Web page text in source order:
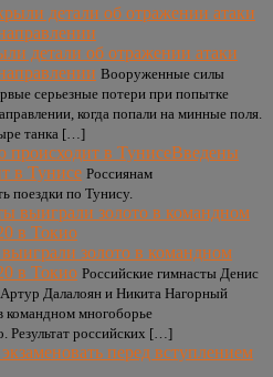
детали об отражении атаки
Вооруженные силы
серьезные потери при попытке
когда попали на минные поля.
танка […]
Введены
в Тунисе Россиянам
поездки по Тунису.
золото в командном
в Токио Российские гимнасты Денис
Далалоян и Никита Нагорный
командном многоборье
Результат российских […]